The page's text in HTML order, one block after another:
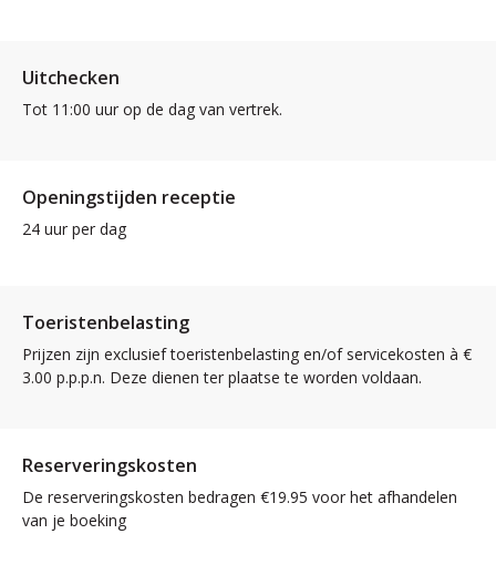
Uitchecken
Tot 11:00 uur op de dag van vertrek.
Openingstijden receptie
24 uur per dag
Toeristenbelasting
Prijzen zijn exclusief toeristenbelasting en/of servicekosten à €
3.00 p.p.p.n. Deze dienen ter plaatse te worden voldaan.
Reserveringskosten
De reserveringskosten bedragen €19.95 voor het afhandelen
van je boeking